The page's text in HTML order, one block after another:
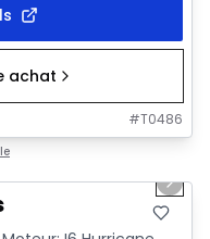
achat
#T0486
Next